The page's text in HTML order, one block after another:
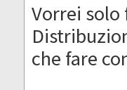
Vorrei solo
che fare